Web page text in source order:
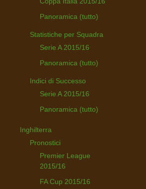
Panoramica (tutto)
Statistiche per Squadra
Serie A 2015/16
Panoramica (tutto)
Indici di Successo
Serie A 2015/16
Panoramica (tutto)
Inghilterra
Pronostici
Premier League
2015/16
FA Cup 2015/16